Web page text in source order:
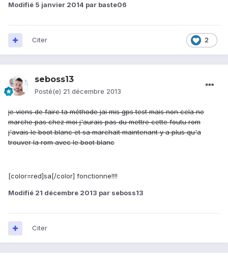
Modifié 5 janvier 2014 par baste06
2
Citer
seboss13
Posté(e) 21 décembre 2013
je viens de faire ta méthode jai mis gps test mais non cela ne
marche pas chez moi j'aurais pas du mettre cette foutu rom
j'avais le boot blanc et sa marchait maintenant y a plus qu'a
trouver la rom avec le boot blanc
[color=red]sa[/color] fonctionne!!!!
Modifié 21 décembre 2013 par seboss13
Citer